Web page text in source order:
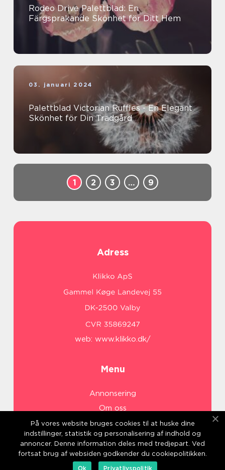
Rodeo Drive Palettblad: En
Färgsprakande Skönhet för Ditt Hem
03. januari 2024
Palettblad Victorian Ruffles - En Elegant
Skönhet för Din Trädgård
1 2 3 … 9
Adress
web: www.klikko.dk/
Menu
Annonsering
Om oss
Cookies
Kontakta oss
Sitemap
På vores website bruges cookies til at huske dine
indstillinger, statistik og personalisering af indhold og
annoncer. Denne information deles med tredjepart. Ved
fortsat brug af websiden godkender du cookiepolitikken.
Ok
Privatlivspolitik